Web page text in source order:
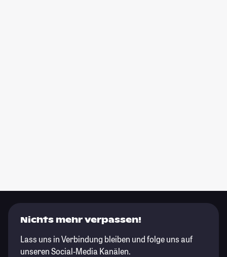
Nichts mehr verpassen!
Lass uns in Verbindung bleiben und folge uns auf
unseren Social-Media Kanälen.